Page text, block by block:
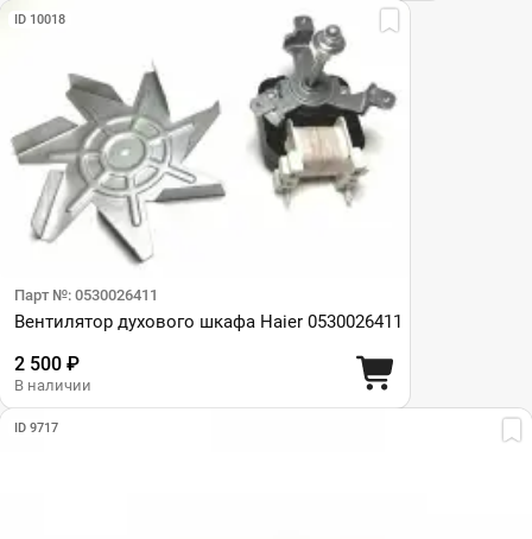
ID 10018
Парт №: 0530026411
Вентилятор духового шкафа Haier 0530026411
2 500 ₽
В наличии
ID 9717